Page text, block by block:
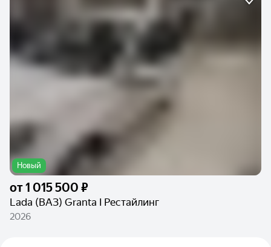
Новый
от1 015 500 ₽
Lada (ВАЗ) Granta I Рестайлинг
2026